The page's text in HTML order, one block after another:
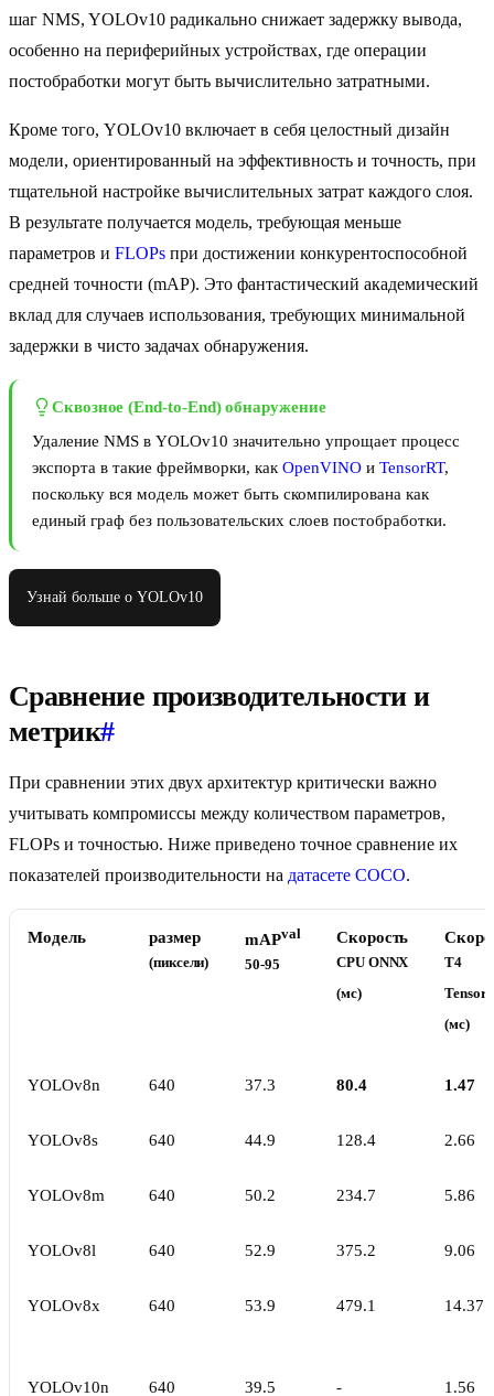
шаг NMS, YOLOv10 радикально снижает задержку вывода,
особенно на периферийных устройствах, где операции
постобработки могут быть вычислительно затратными.
Кроме того, YOLOv10 включает в себя целостный дизайн
модели, ориентированный на эффективность и точность, при
тщательной настройке вычислительных затрат каждого слоя.
В результате получается модель, требующая меньше
параметров и FLOPs при достижении конкурентоспособной
средней точности (mAP). Это фантастический академический
вклад для случаев использования, требующих минимальной
задержки в чисто задачах обнаружения.
Сквозное (End-to-End) обнаружение
Удаление NMS в YOLOv10 значительно упрощает процесс
экспорта в такие фреймворки, как OpenVINO и TensorRT,
поскольку вся модель может быть скомпилирована как
единый граф без пользовательских слоев постобработки.
Узнай больше о YOLOv10
Сравнение производительности и
метрик#
При сравнении этих двух архитектур критически важно
учитывать компромиссы между количеством параметров,
FLOPs и точностью. Ниже приведено точное сравнение их
показателей производительности на датасете COCO.
Модель размер
(пиксели)
mAPval
50-95
Скорость
CPU ONNX
(мс)
T4
(мс)
YOLOv8n 640 37.3 80.4 1.47
YOLOv8s 640 44.9 128.4 2.66
YOLOv8m 640 50.2 234.7 5.86
YOLOv8l 640 52.9 375.2 9.06
YOLOv8x 640 53.9 479.1 14.37
YOLOv10n 640 39.5 - 1.56